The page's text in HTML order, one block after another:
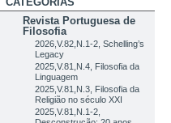
Revista Portuguesa de
Filosofia
2026,V.82,N.1-2, Schelling’s
Legacy
2025,V.81,N.4, Filosofia da
Linguagem
2025,V.81,N.3, Filosofia da
Religião no século XXI
2025,V.81,N.1-2,